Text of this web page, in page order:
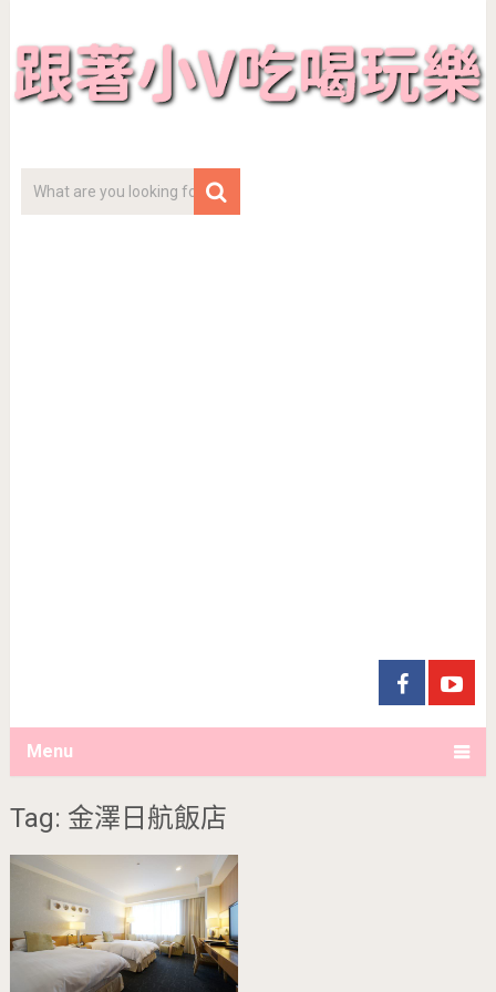
Menu
Tag: 金澤日航飯店